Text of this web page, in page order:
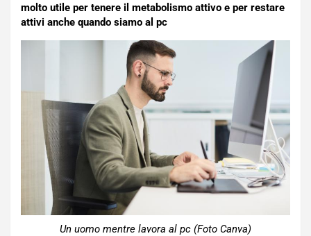
molto utile per tenere il metabolismo attivo e per restare
attivi anche quando siamo al pc
Un uomo mentre lavora al pc (Foto Canva)